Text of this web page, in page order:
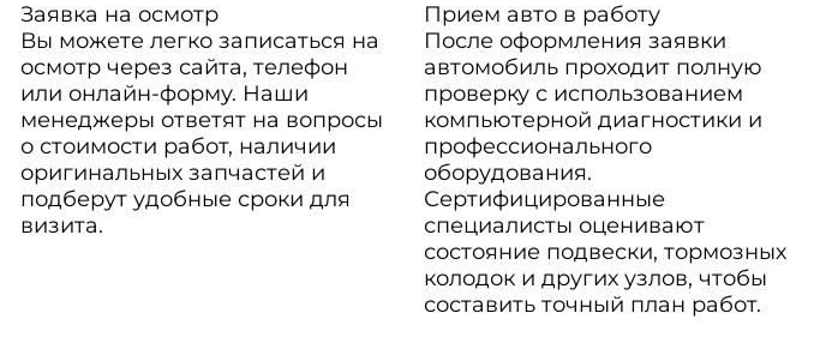
Заявка на осмотр
Вы можете легко записаться на
осмотр через сайта, телефон
или онлайн-форму. Наши
менеджеры ответят на вопросы
о стоимости работ, наличии
оригинальных запчастей и
подберут удобные сроки для
визита.
Прием авто в работу
После оформления заявки
автомобиль проходит полную
проверку с использованием
компьютерной диагностики и
профессионального
оборудования.
Сертифицированные
специалисты оценивают
состояние подвески, тормозных
колодок и других узлов, чтобы
составить точный план работ.